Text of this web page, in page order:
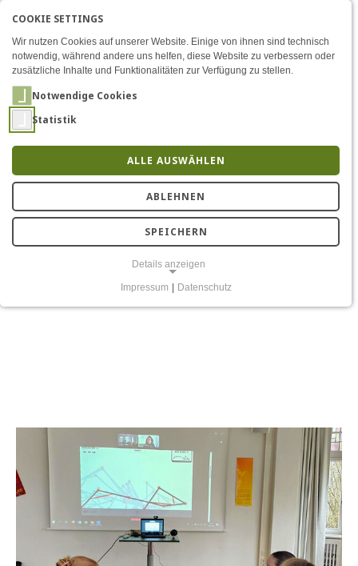
Zum Inhalt
BI-Lernlabor schult YLAB
ENAKTIVE SPRACHE:
DE
BI Lernlabor bringt KI
Lernformat an das YLAB
Göttingen
COOKIE SETTINGS
Wir nutzen Cookies auf unserer Website. Einige von ihnen sind technisch
notwendig, während andere uns helfen, diese Website zu verbessern oder
zusätzliche Inhalte und Funktionalitäten zur Verfügung zu stellen.
Notwendige Cookies
Statistik
ALLE AUSWÄHLEN
ABLEHNEN
SPEICHERN
Details anzeigen
NOTWENDIGE COOKIES
Notwendige Cookies ermöglichen grundlegende Funktionen und sind
Dieser Cookie speichert die ausgewählten Einverständnis-
Optionen des Benutzers
Cookie Laufzeit:
STATISTIK
Statistik Cookies erfassen Informationen anonym. Diese Informationen
helfen uns zu verstehen, wie unsere Besucher unsere Website nutzen.
Impressum | Datenschutz